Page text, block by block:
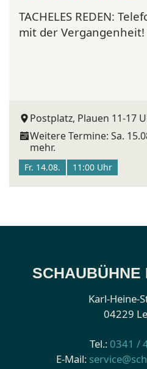
TACHELES REDEN:
mit der Vergangenheit!
Postplatz, Plauen 11-17
Weitere Termine: Sa.
mehr.
Fr. 14.08. 11:00 Uhr
SCHAUBÜHNE
Karl-Heine-
04229
Tel.: 0341 /
E-Mail: